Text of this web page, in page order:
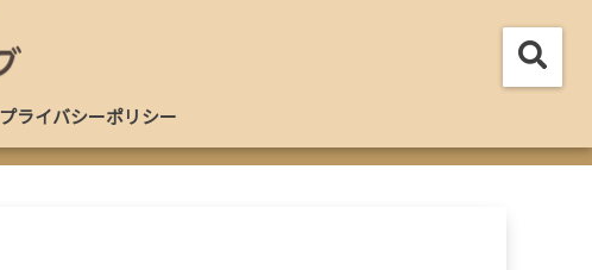
プライバシーポリシー